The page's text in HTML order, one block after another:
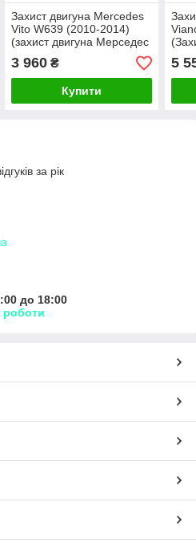
Захист двигуна Mercedes
Vito W639 (2010-2014)
(захист двигуна Мерседес
Віто 639) Автопристрій
3 960₴
Купити
5
за рік
до 18:00
роботи